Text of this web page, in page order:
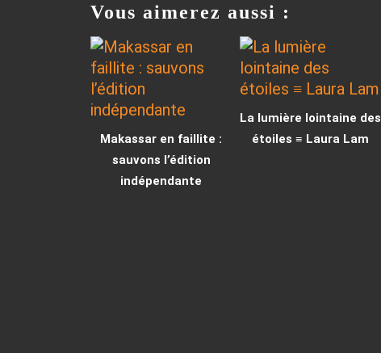
Vous aimerez aussi :
Makassar en faillite :
sauvons l’édition
indépendante
La lumière lointaine des
étoiles ≡ Laura Lam